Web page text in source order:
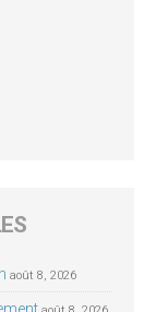
août 8, 2026